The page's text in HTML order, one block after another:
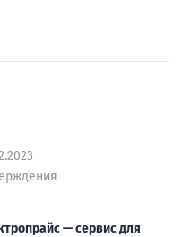
— сервис для